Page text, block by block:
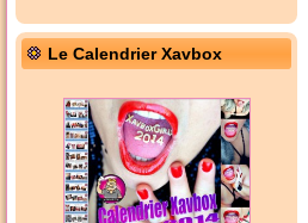
Le Calendrier Xavbox